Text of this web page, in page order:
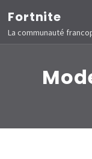
Aller
au
contenu
Fortnite
La communauté